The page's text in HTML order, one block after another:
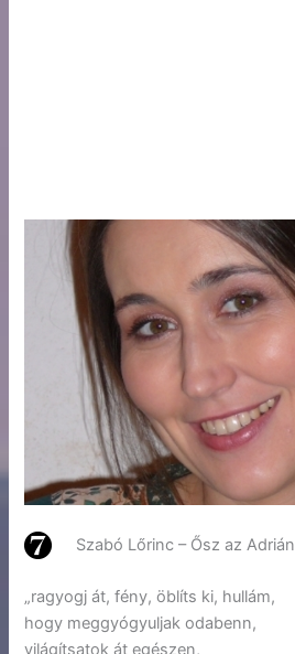
Szabó Lőrinc – Ősz az Adrián
„ragyogj át, fény, öblíts ki, hullám,
hogy meggyógyuljak odabenn,
világítsatok át egészen,